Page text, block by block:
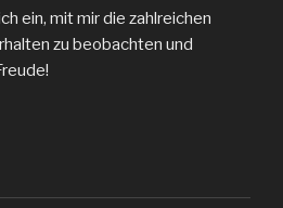
ein, mit mir die zahlreichen
zu beobachten und